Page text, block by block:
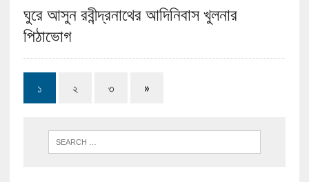
ঘুরে আসুন রবীন্দ্রনাথের আদিনিবাস খুলনার
পিঠাভোগ
১ ২ ৩ »